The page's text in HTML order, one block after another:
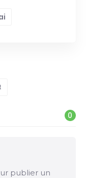
0
publier un